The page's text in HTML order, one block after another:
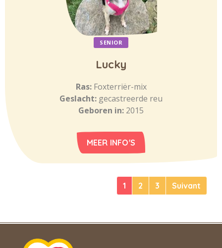
SENIOR
Lucky
Ras: Foxterriër-mix
Geslacht: gecastreerde reu
Geboren in: 2015
MEER INFO'S
1 2 3 Suivant